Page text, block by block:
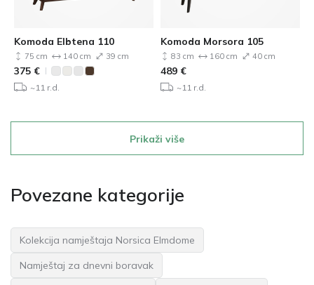
Komoda Elbtena 110
75 cm 140 cm 39 cm
375 €
~11 r.d.
Komoda Morsora 105
83 cm 160 cm 40 cm
489 €
~11 r.d.
Prikaži više
Povezane kategorije
Kolekcija namještaja Norsica Elmdome
Namještaj za dnevni boravak